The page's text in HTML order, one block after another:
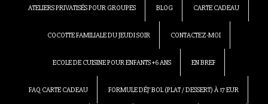
ATELIERS PRIVATISÉS POUR GROUPES BLOG CARTE CADEAU
COCOTTE FAMILIALE DU JEUDI SOIR CONTACTEZ-MOI
ECOLE DE CUISINE POUR ENFANTS +6 ANS EN BREF
FAQ CARTE CADEAU FORMULE DÉJ’ BOL (PLAT / DESSERT) À 17 EUR